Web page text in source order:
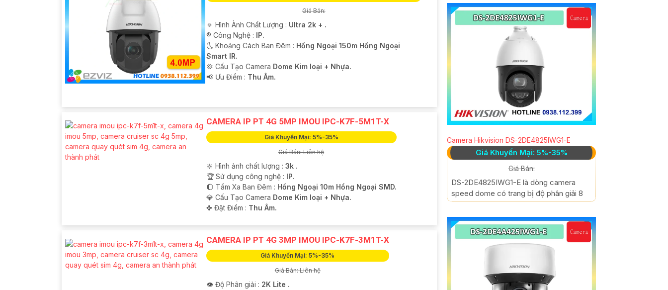
Giá Bán:
🔅 Hình Ành Chất Lượng : Ultra 2k + .
®️ Công Nghệ : IP.
🌜 Khoảng Cách Ban Đêm : Hồng Ngoại 150m Hồng Ngoại
Smart IR.
💢 Cấu Tạo Camera Dome Kim loại + Nhựa.
️📢 Ưu Điểm : Thu Âm.
CAMERA IP PT 4G 5MP IMOU IPC-K7F-5M1T-X
Giá Khuyến Mại: 5%-35%
Giá Bán: Liên hệ
🔆 Hình ảnh chất lượng : 3k .
🏆 Sử dụng công nghệ : IP.
🌔 Tầm Xa Ban Đêm : Hồng Ngoại 10m Hồng Ngoại SMD.
💎 Cấu Tạo Camera Dome Kim loại + Nhựa.
️✤ Đặt Điểm : Thu Âm.
CAMERA IP PT 4G 3MP IMOU IPC-K7F-3M1T-X
Giá Khuyến Mại: 5%-35%
Giá Bán: Liên hệ
👁 Độ Phân giải : 2K Lite .
Camera Hikvision DS-2DE4825IWG1-E
Giá Khuyến Mại: 5%-35%
Giá Bán:
DS-2DE4825IWG1-E là dòng camera
speed dome có trang bị độ phân giải 8